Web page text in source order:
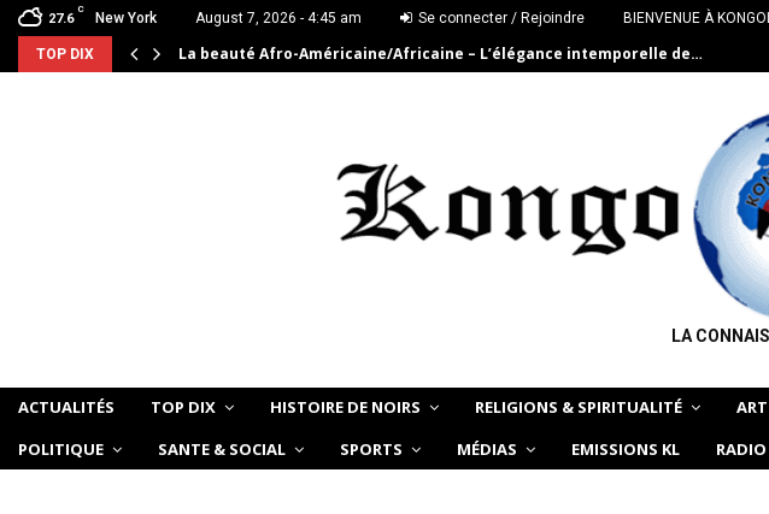
27.6
C
New York August 7, 2026 - 4:45 am Se connecter / Rejoindre BIENVENUE À
TOP DIX La beauté Afro-Américaine/Africaine – L’élégance intemporelle de…
LA
ACTUALITÉS TOP DIX HISTOIRE DE NOIRS RELIGIONS & SPIRITUALITÉ ART
POLITIQUE
SANTE & SOCIAL SPORTS MÉDIAS EMISSIONS KL RADIO